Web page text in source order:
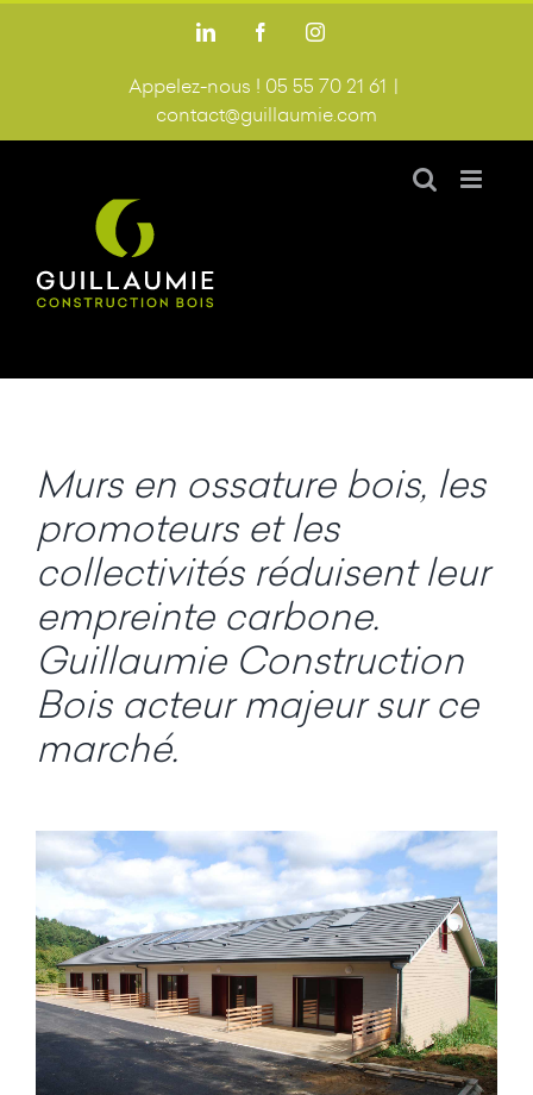
LinkedIn FacebookInstagram
Appelez-nous ! 05 55 70 21 61 |
contact@guillaumie.com
Murs en ossature bois, les
promoteurs et les
collectivités réduisent leur
empreinte carbone.
Guillaumie Construction
Bois acteur majeur sur ce
marché.